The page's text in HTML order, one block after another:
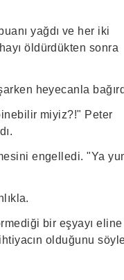
yağdı ve her iki
öldürdükten sonra
heyecanla
miyiz?!" Peter
engelledi. "Ya
bir eşyayı eline
olduğunu